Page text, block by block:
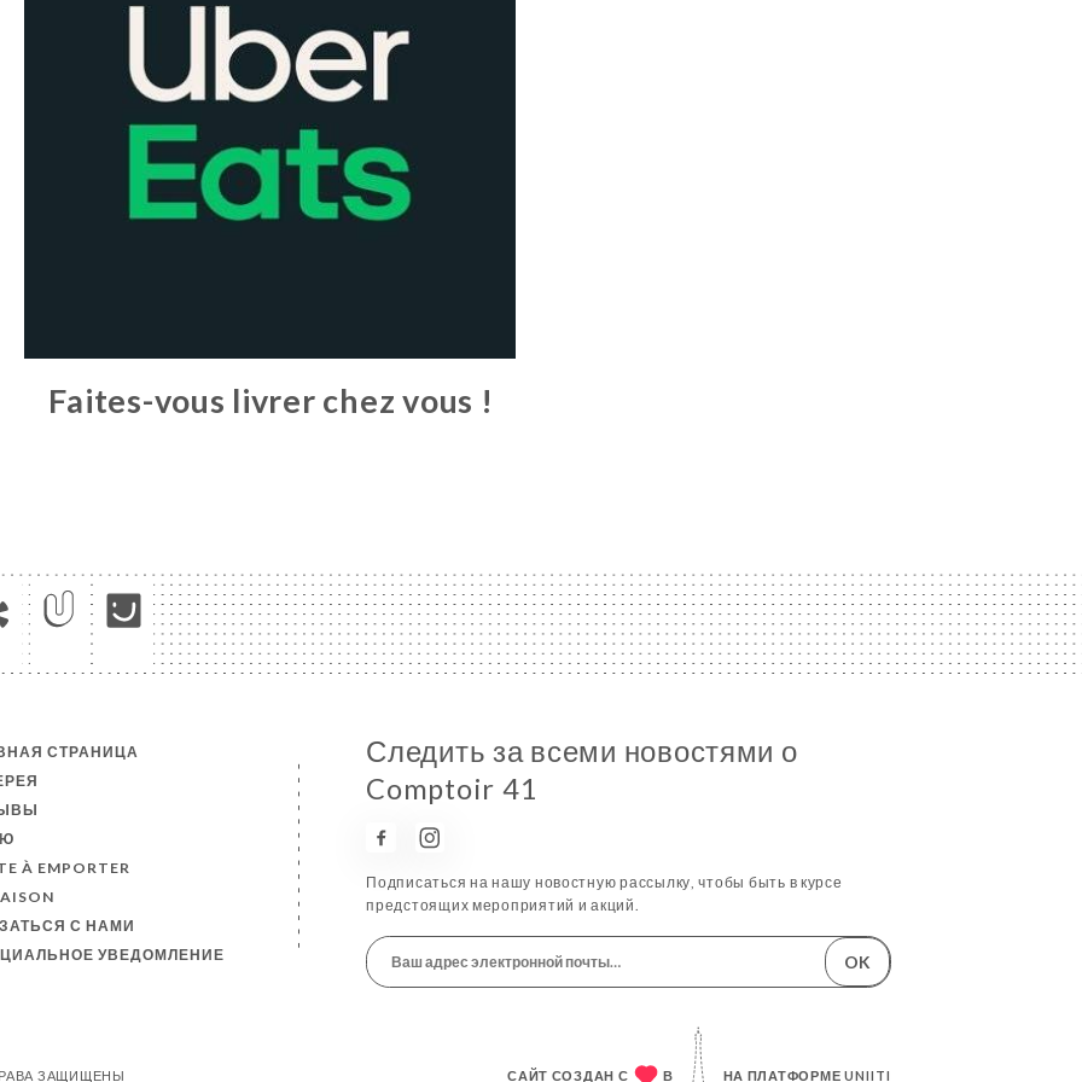
Faites-vous livrer chez vous !
СТРАНИЦА
À EMPORTER
С НАМИ
УВЕДОМЛЕНИЕ
Следить за всеми новостями о
Comptoir 41
Подписаться на нашу новостную рассылку, чтобы быть в курсе
предстоящих мероприятий и акций.
OK
ЗАЩИЩЕНЫ САЙТ СОЗДАН С В НА ПЛАТФОРМЕUNIITI